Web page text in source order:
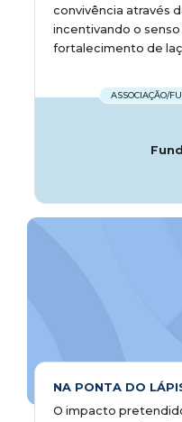
convivência através
incentivando o
fortalecimento de
ASSOCIAÇÃO/
NA PONTA DO
O impacto